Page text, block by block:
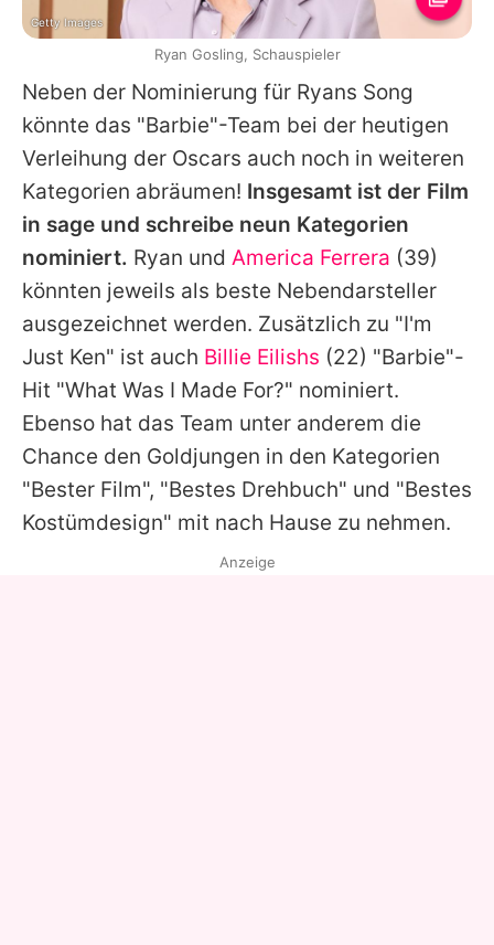
Neben der Nominierung für Ryans Song
könnte das "Barbie"-Team bei der heutigen
Verleihung der Oscars auch noch in weiteren
Kategorien abräumen! Insgesamt ist der Film
in sage und schreibe neun Kategorien
nominiert. Ryan und America Ferrera (39)
könnten jeweils als beste Nebendarsteller
ausgezeichnet werden. Zusätzlich zu "I'm
Just Ken" ist auch Billie Eilishs (22) "Barbie"-
Hit "What Was I Made For?" nominiert.
Ebenso hat das Team unter anderem die
Chance den Goldjungen in den Kategorien
"Bester Film", "Bestes Drehbuch" und "Bestes
Kostümdesign" mit nach Hause zu nehmen.
Getty Images
Ryan Gosling, Schauspieler
Anzeige